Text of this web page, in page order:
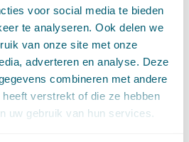
voor social media te bieden
te analyseren. Ook delen we
van onze site met onze
adverteren en analyse. Deze
combineren met andere
verstrekt of die ze hebben
uw gebruik van hun services.